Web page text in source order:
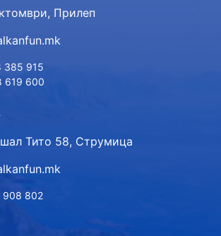
Прилеп
385 915
619 600
Тито 58, Струмица
908 802